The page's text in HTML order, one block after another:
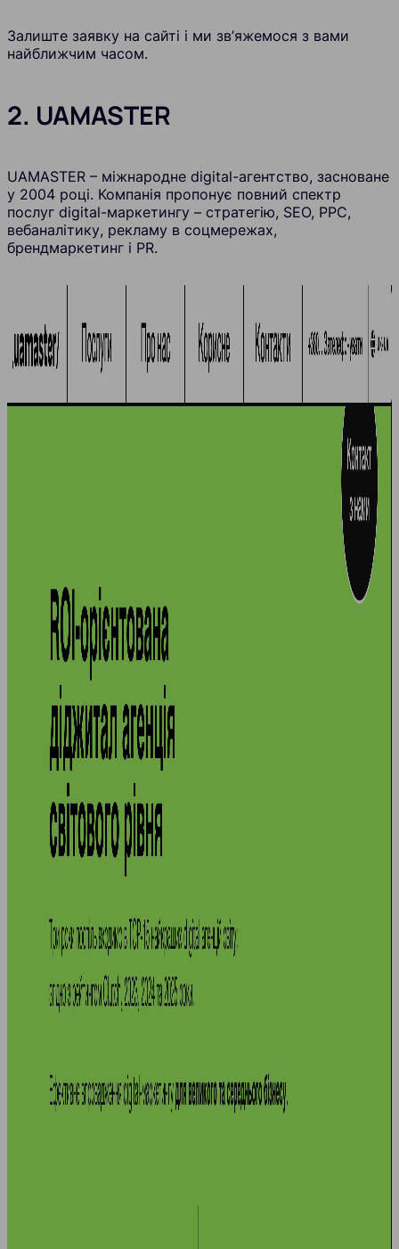
Залиште заявку на сайті і ми зв’яжемося з вами
найближчим часом.
2. UAMASTER
UAMASTER – міжнародне digital-агентство, засноване
у 2004 році. Компанія пропонує повний спектр
послуг digital-маркетингу – стратегію, SEO, PPC,
вебаналітику, рекламу в соцмережах,
брендмаркетинг і PR.